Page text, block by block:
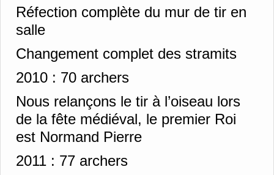
Réfection complète du mur de tir en
salle
Changement complet des stramits
2010 : 70 archers
Nous relançons le tir à l’oiseau lors
de la fête médiéval, le premier Roi
est Normand Pierre
2011 : 77 archers